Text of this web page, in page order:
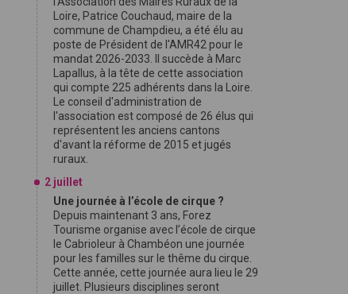
Loire, Patrice Couchaud, maire de la
commune de Champdieu, a été élu au
poste de Président de l'AMR42 pour le
mandat 2026-2033. Il succède à Marc
Lapallus, à la tête de cette association
qui compte 225 adhérents dans la Loire.
Le conseil d'administration de
l'association est composé de 26 élus qui
représentent les anciens cantons
d'avant la réforme de 2015 et jugés
ruraux.
2 juillet
Une journée à l’école de cirque ?
Depuis maintenant 3 ans, Forez
Tourisme organise avec l’école de cirque
le Cabrioleur à Chambéon une journée
pour les familles sur le thême du cirque.
Cette année, cette journée aura lieu le 29
juillet. Plusieurs disciplines seront